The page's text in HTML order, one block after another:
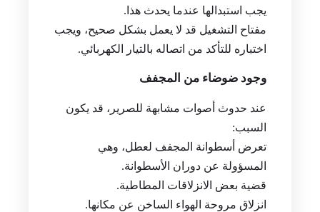
يجب استبدالها عندما يحدث هذا.
مفتاح التشغيل قد لا يعمل بشكل صحيح، ويجب
اختباره للتأكد من اتصاله بالتيار الكهربائي.
وجود ضوضاء من المجفف
عند حدوث أصوات مشابهة للصرير، قد يكون
السبب:
تعرض أسطوانة المجفف لعطل، وهي
المسؤولة عن دوران الأسطوانة.
قضية بعض الانزلاقات المطاطية.
انزلاق مروحة الهواء الساخن عن مكانها.